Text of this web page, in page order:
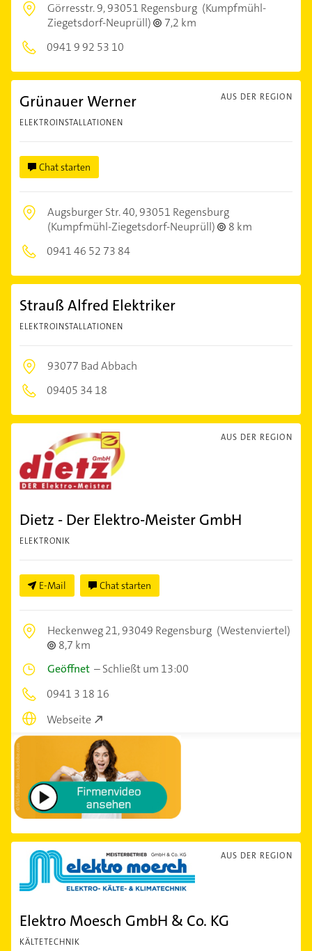
Görresstr. 9,93051 Regensburg (Kumpfmühl-
Ziegetsdorf-Neuprüll)
7,2 km
0941 9 92 53 10
AUS DER REGION
Grünauer Werner
ELEKTROINSTALLATIONEN
Chat starten
Augsburger Str. 40,93051 Regensburg
(Kumpfmühl-Ziegetsdorf-Neuprüll)
8 km
0941 46 52 73 84
Strauß Alfred Elektriker
ELEKTROINSTALLATIONEN
93077 Bad Abbach
09405 34 18
AUS DER REGION
Dietz - Der Elektro-Meister GmbH
ELEKTRONIK
E-Mail Chat starten
Heckenweg 21,93049 Regensburg (Westenviertel)
8,7 km
Geöffnet –Schließt um 13:00
0941 3 18 16
Webseite
AUS DER REGION
Elektro Moesch GmbH & Co. KG
KÄLTETECHNIK